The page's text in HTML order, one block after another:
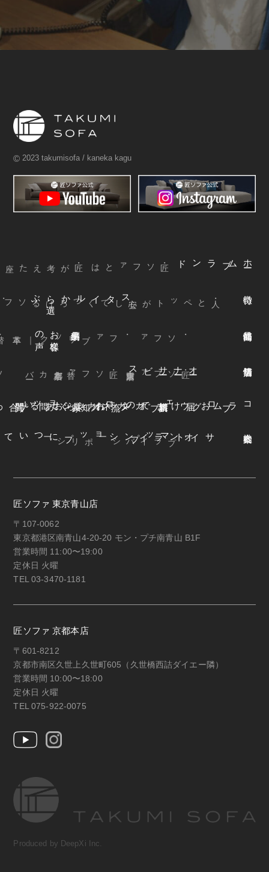
© 2023 takumisofa / kaneka kagu
ホ
ー
ム
ブランド
・匠ソファとは
スタイルから
選
ぶ
・ソファ
お客様の
声
オーナーサー
ビス
ー
コラム
ブログ
お届けまでの流れ
ウェブカタログ
オンラインショップ お知らせ
オンラインショップについて
匠ソファ 東京青山店
〒107-0062
東京都港区南青山4-20-20 モン・プチ南青山 B1F
営業時間 11:00〜19:00
定休日 火曜
TEL 03-3470-1181
匠ソファ 京都本店
〒601-8212
京都市南区久世上久世町605（久世橋西詰ダイエー隣）
営業時間 10:00〜18:00
定休日 火曜
TEL 075-922-0075
Produced by DeepXi Inc.